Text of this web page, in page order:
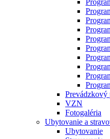
Prevádzkový
VZN
Fotogaléria
Ubytovanie a
Ubytovanie